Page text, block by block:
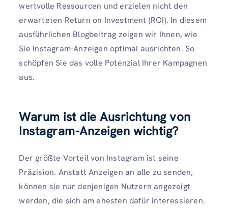
wertvolle Ressourcen und erzielen nicht den
erwarteten Return on Investment (ROI). In diesem
ausführlichen Blogbeitrag zeigen wir Ihnen, wie
Sie Instagram-Anzeigen optimal ausrichten. So
schöpfen Sie das volle Potenzial Ihrer Kampagnen
aus.
Warum ist die Ausrichtung von
Instagram-Anzeigen wichtig?
Der größte Vorteil von Instagram ist seine
Präzision. Anstatt Anzeigen an alle zu senden,
können sie nur denjenigen Nutzern angezeigt
werden, die sich am ehesten dafür interessieren.